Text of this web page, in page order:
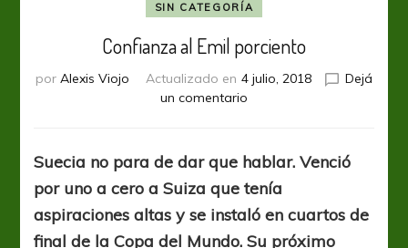
SIN CATEGORÍA
Confianza al Emil porciento
por Alexis Viojo Actualizado en 4 julio, 2018
Dejá
un comentario
Emil
porciento
Suecia no para de dar que hablar. Venció
por uno a cero a Suiza que tenía
aspiraciones altas y se instaló en cuartos de
final de la Copa del Mundo. Su próximo